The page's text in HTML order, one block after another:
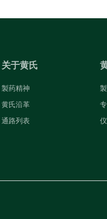
关于黄氏
製药精神
黄氏沿革
通路列表